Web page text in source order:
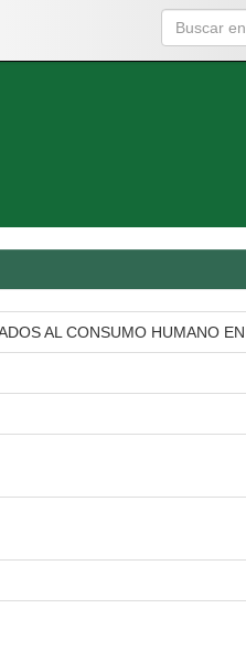
AL CONSUMO HUMANO EN